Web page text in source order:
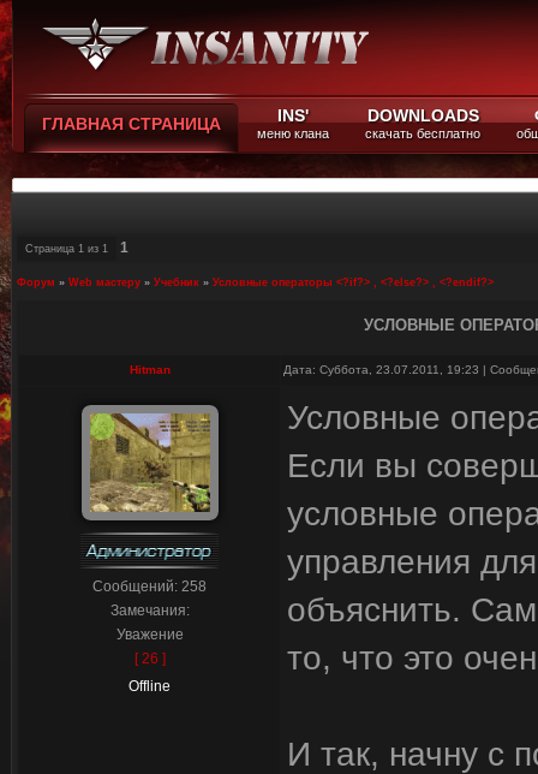
ГЛАВНАЯ СТРАНИЦА INS'
меню клана
DOWNLOADS
скачать бесплатно
Страница 1 из 1 1
Форум » Web мастеру » Учебник » Условные операторы <?if?> , <?else?> , <?endif?>
УСЛОВНЫЕ
Hitman Дата: Суббота, 23.07.2011, 19:23 |
Сообщений: 258
Замечания:
Уважение
[ 26 ]
Offline
Условные
Если вы
условные
управления
объяснить.
то, что это
И так, начну с